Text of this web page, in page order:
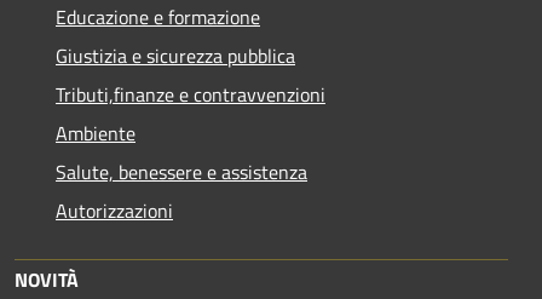
Educazione e formazione
Giustizia e sicurezza pubblica
Tributi,finanze e contravvenzioni
Ambiente
Salute, benessere e assistenza
Autorizzazioni
NOVITÀ